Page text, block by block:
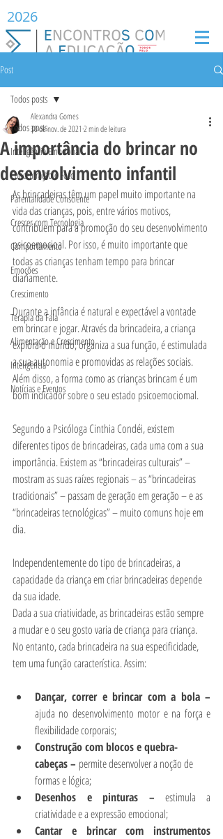
2026
Post
Todos posts
Inteligência Emocional
Concentração e Foco
Parentalidade Consciente
Crescer com Tecnologia
Comportamento
Emoções
Crescimento
Terapia da Fala
Alimentação e Crescimento
Inteligência
Notícias e Eventos
Todos posts
A importância do brincar no
desenvolvimento infantil
Alexandra Gomes
30 de nov. de 2021 2 min de leitura
As brincadeiras têm um papel muito importante na
vida das crianças, pois, entre vários motivos,
contribuem para a promoção do seu desenvolvimento
psicoemocioal. Por isso, é muito importante que
todas as crianças tenham tempo para brincar
diariamente.
Durante a infância é natural e expectável a vontade
em brincar e jogar. Através da brincadeira, a criança
explora o mundo, organiza a sua função, é estimulada
a sua autonomia e promovidas as relações sociais.
Além disso, a forma como as crianças brincam é um
bom indicador sobre o seu estado psicoemociomal.
Segundo a Psicóloga Cinthia Condéi, existem
diferentes tipos de brincadeiras, cada uma com a sua
importância. Existem as “brincadeiras culturais” –
mostram as suas raízes regionais – as “brincadeiras
tradicionais” – passam de geração em geração – e as
“brincadeiras tecnológicas” – muito comuns hoje em
dia.
Independentemente do tipo de brincadeiras, a
capacidade da criança em criar brincadeiras depende
da sua idade.
Dada a sua criatividade, as brincadeiras estão sempre
a mudar e o seu gosto varia de criança para criança.
No entanto, cada brincadeira na sua especificidade,
tem uma função característica. Assim:
ajuda no desenvolvimento motor e na força e
flexibilidade corporais;
Construção com blocos e quebra-
cabeças – permite desenvolver a noção de
formas e lógica;
Desenhos e pinturas – estimula a
criatividade e a expressão emocional;
Cantar e brincar com instrumentos